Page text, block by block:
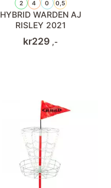
2 4 0 0,5
HYBRID WARDEN AJ
RISLEY 2021
kr229 ,-